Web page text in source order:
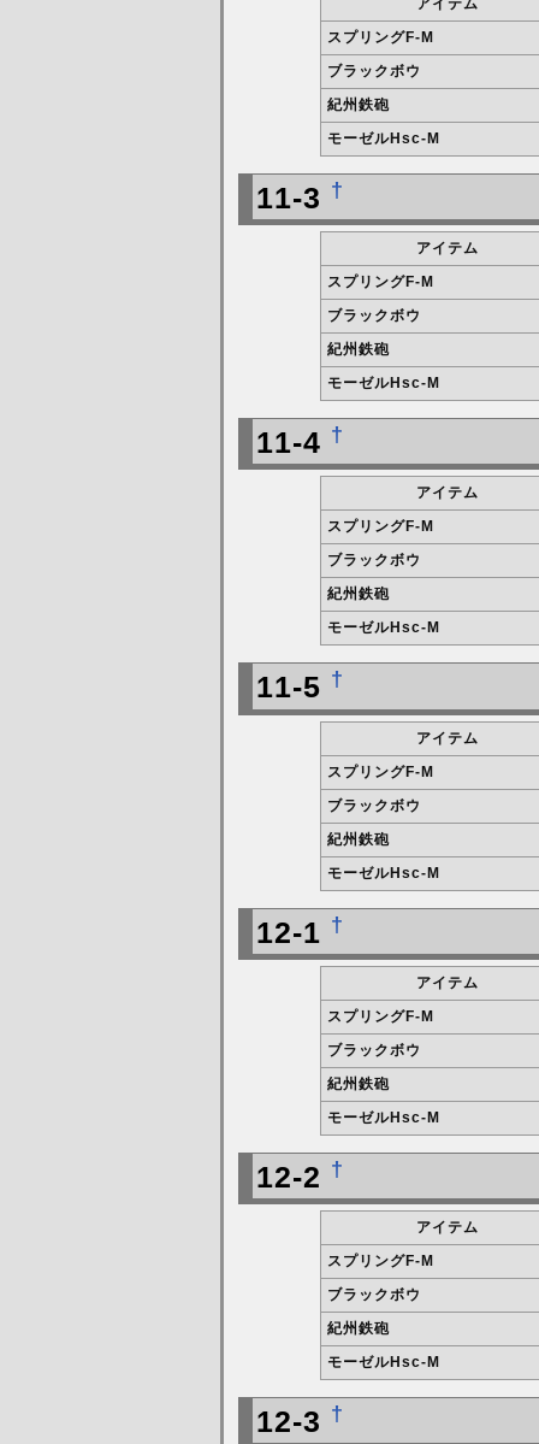
アイテム
スプリングF-M
ブラックボウ
紀州鉄砲
モーゼルHsc-M
11-3 †
アイテム
スプリングF-M
ブラックボウ
紀州鉄砲
モーゼルHsc-M
11-4 †
アイテム
スプリングF-M
ブラックボウ
紀州鉄砲
モーゼルHsc-M
11-5 †
アイテム
スプリングF-M
ブラックボウ
紀州鉄砲
モーゼルHsc-M
12-1 †
アイテム
スプリングF-M
ブラックボウ
紀州鉄砲
モーゼルHsc-M
12-2 †
アイテム
スプリングF-M
ブラックボウ
紀州鉄砲
モーゼルHsc-M
12-3 †